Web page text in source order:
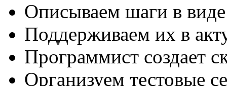
Описываем шаги в виде
Поддерживаем их в
Программист создает
Организуем тестовые